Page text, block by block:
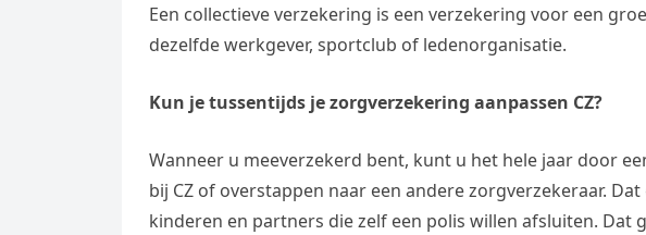
Een collectieve verzekering is een verzekering voor een
dezelfde werkgever, sportclub of ledenorganisatie.
Kun je tussentijds je zorgverzekering aanpassen CZ?
Wanneer u meeverzekerd bent, kunt u het hele jaar door
bij CZ of overstappen naar een andere zorgverzekeraar.
kinderen en partners die zelf een polis willen afsluiten. Dat